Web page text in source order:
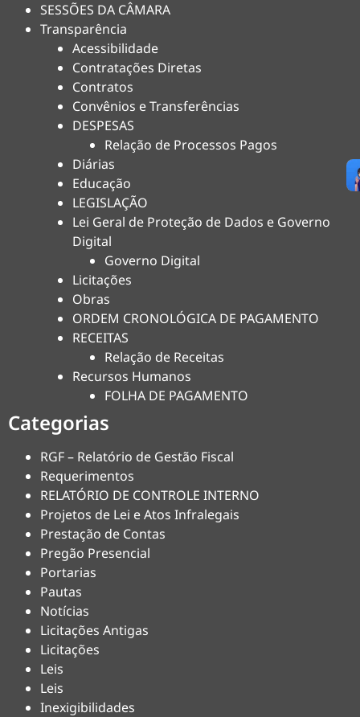
SESSÕES DA CÂMARA
Transparência
Acessibilidade
Contratações Diretas
Contratos
Convênios e Transferências
DESPESAS
Relação de Processos Pagos
Diárias
Educação
LEGISLAÇÃO
Lei Geral de Proteção de Dados e Governo
Digital
Governo Digital
Licitações
Obras
ORDEM CRONOLÓGICA DE PAGAMENTO
RECEITAS
Relação de Receitas
Recursos Humanos
FOLHA DE PAGAMENTO
Categorias
RGF – Relatório de Gestão Fiscal
Requerimentos
RELATÓRIO DE CONTROLE INTERNO
Projetos de Lei e Atos Infralegais
Prestação de Contas
Pregão Presencial
Portarias
Pautas
Notícias
Licitações Antigas
Licitações
Leis
Leis
Inexigibilidades